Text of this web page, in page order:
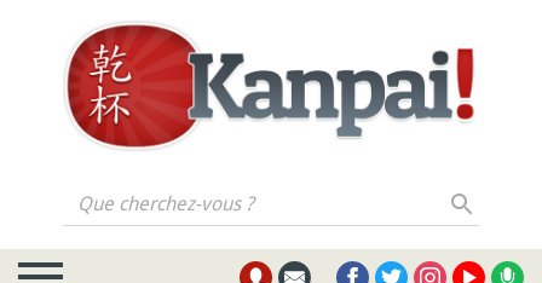
Que cherchez-vous ?